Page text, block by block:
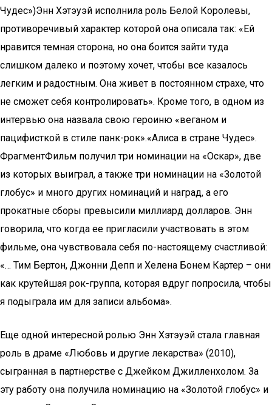
Чудес»)Энн Хэтэуэй исполнила роль Белой Королевы,
противоречивый характер которой она описала так: «Ей
нравится темная сторона, но она боится зайти туда
слишком далеко и поэтому хочет, чтобы все казалось
легким и радостным. Она живет в постоянном страхе, что
не сможет себя контролировать». Кроме того, в одном из
интервью она назвала свою героиню «веганом и
пацифисткой в стиле панк-рок».«Алиса в стране Чудес».
ФрагментФильм получил три номинации на «Оскар», две
из которых выиграл, а также три номинации на «Золотой
глобус» и много других номинаций и наград, а его
прокатные сборы превысили миллиард долларов. Энн
говорила, что когда ее пригласили участвовать в этом
фильме, она чувствовала себя по-настоящему счастливой:
«… Тим Бертон, Джонни Депп и Хелена Бонем Картер – они
как крутейшая рок-группа, которая вдруг попросила, чтобы
я подыграла им для записи альбома».
Еще одной интересной ролью Энн Хэтэуэй стала главная
роль в драме «Любовь и другие лекарства» (2010),
сыгранная в партнерстве с Джейком Джилленхолом. За
эту работу она получила номинацию на «Золотой глобус» и